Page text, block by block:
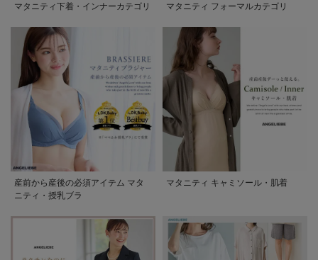
マタニティ下着・インナーカテゴリ マタニティ フォーマルカテゴリ
産前から産後の必須アイテム マタ
ニティ・授乳ブラ
マタニティ キャミソール・肌着